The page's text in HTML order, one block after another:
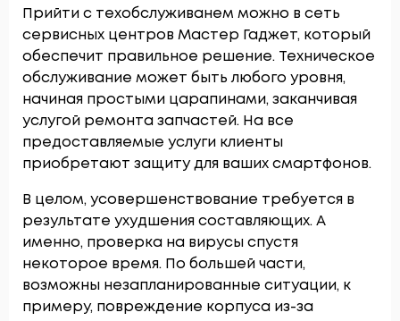
Прийти с техобслуживанем можно в сеть
сервисных центров Мастер Гаджет, который
обеспечит правильное решение. Техническое
обслуживание может быть любого уровня,
начиная простыми царапинами, заканчивая
услугой ремонта запчастей. На все
предоставляемые услуги клиенты
приобретают защиту для ваших смартфонов.
В целом, усовершенствование требуется в
результате ухудшения составляющих. А
именно, проверка на вирусы спустя
некоторое время. По большей части,
возможны незапланированные ситуации, к
примеру, повреждение корпуса из-за